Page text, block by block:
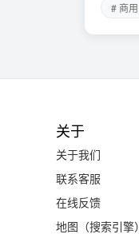
# 商用
关于
关于我们
联系客服
在线反馈
地图（搜索引擎）